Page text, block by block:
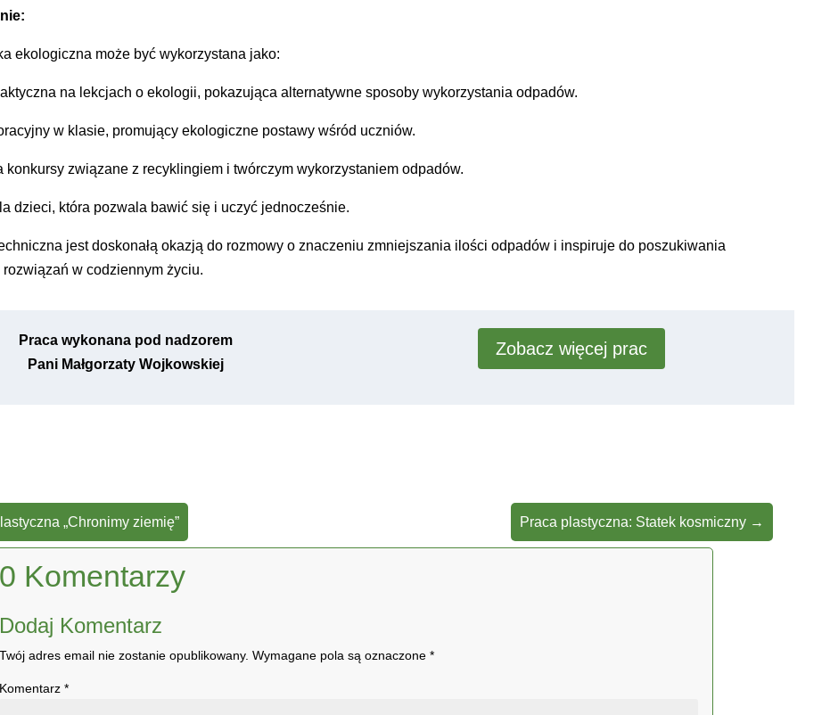
ekologiczna może być wykorzystana jako:
na lekcjach o ekologii, pokazująca alternatywne sposoby wykorzystania odpadów.
w klasie, promujący ekologiczne postawy wśród uczniów.
konkursy związane z recyklingiem i twórczym wykorzystaniem odpadów.
dzieci, która pozwala bawić się i uczyć jednocześnie.
jest doskonałą okazją do rozmowy o znaczeniu zmniejszania ilości odpadów i inspiruje do poszukiwania
rozwiązań w codziennym życiu.
Praca wykonana pod nadzorem
Pani Małgorzaty Wojkowskiej
Zobacz więcej prac
„Chronimy ziemię” Praca plastyczna: Statek kosmiczny →
0 Komentarzy
Dodaj Komentarz
Twój adres email nie zostanie opublikowany. Wymagane pola są oznaczone *
Komentarz *